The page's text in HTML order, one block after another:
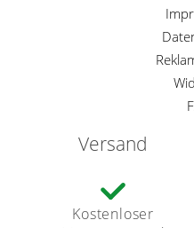
Versand
Kostenloser